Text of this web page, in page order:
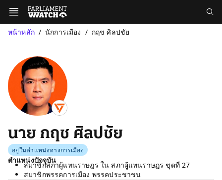
หน้าหลัก นักการเมือง กฤช ศิลปชัย
นาย กฤช ศิลปชัย
อยู่ในตำแหน่งทางการเมือง
ตำแหน่งปัจจุบัน
สมาชิกสภาผู้แทนราษฎร ใน สภาผู้แทนราษฎร ชุดที่ 27
สมาชิกพรรคการเมือง พรรคประชาชน